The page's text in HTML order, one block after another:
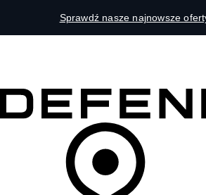
Sprawdź nasze najnowsze